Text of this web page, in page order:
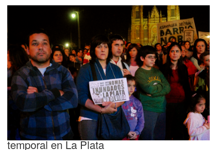
Recordaron a las víctimas a un año del
temporal en La Plata